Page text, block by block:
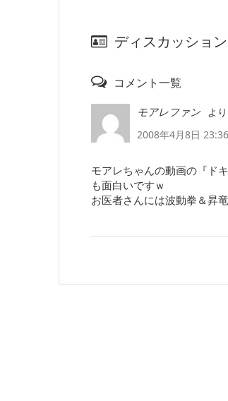
ディスカッション
コメント一覧
モアレファン
よ
2008年4月8日 23:36
モアレちゃんの動画の『ド
も面白いですｗ
お医者さんには波動拳＆昇